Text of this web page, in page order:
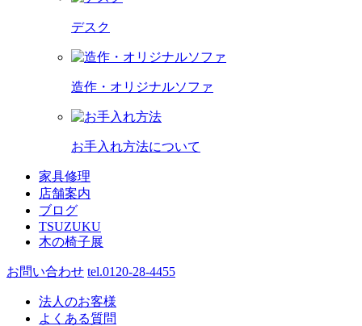
デスク
造作・オリジナルソファ
お手入れ方法について
家具修理
店舗案内
ブログ
TSUZUKU
木の椅子展
お問い合わせ tel.0120-28-4455
法人のお客様
よくある質問